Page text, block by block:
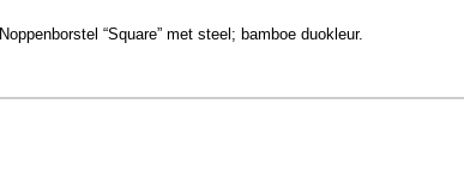
Noppenborstel “Square” met steel; bamboe duokleur.